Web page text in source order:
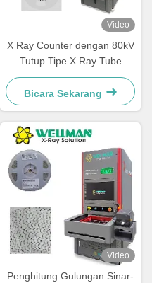
Video
X Ray Counter dengan 80kV
Tutup Tipe X Ray Tube
Gratis Pemeliharaan
Bicara Sekarang
Video
Penghitung Gulungan Sinar-